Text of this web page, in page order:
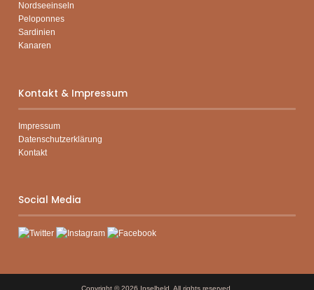
Nordseeinseln
Peloponnes
Sardinien
Kanaren
Kontakt & Impressum
Impressum
Datenschutzerklärung
Kontakt
Social Media
Copyright © 2026 Inselheld . All rights reserved.